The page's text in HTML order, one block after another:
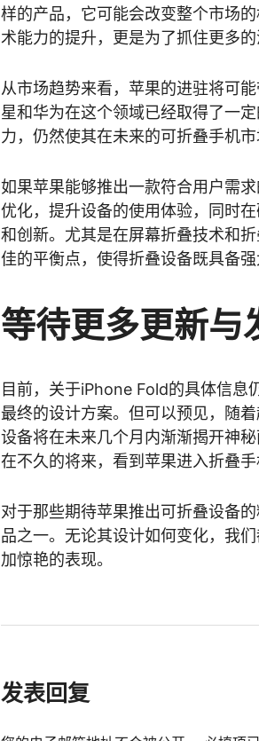
样的产品，它可能会改变整个市场
术能力的提升，更是为了抓住更多的
从市场趋势来看，苹果的进驻将可
星和华为在这个领域已经取得了一
力，仍然使其在未来的可折叠手机市
如果苹果能够推出一款符合用户需
优化，提升设备的使用体验，同时
和创新。尤其是在屏幕折叠技术和
佳的平衡点，使得折叠设备既具备强
等待更多更新与
目前，关于iPhone Fold的具体信息
最终的设计方案。但可以预见，随
设备将在未来几个月内渐渐揭开神
在不久的将来，看到苹果进入折叠
对于那些期待苹果推出可折叠设备
品之一。无论其设计如何变化，我
加惊艳的表现。
发表回复